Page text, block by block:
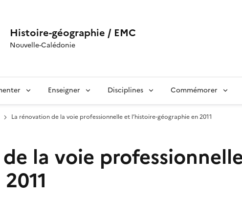
Histoire-géographie / EMC
Nouvelle-Calédonie
Enseigner Disciplines Commémorer
La rénovation de la voie professionnelle et l’histoire-géographie en 2011
la voie